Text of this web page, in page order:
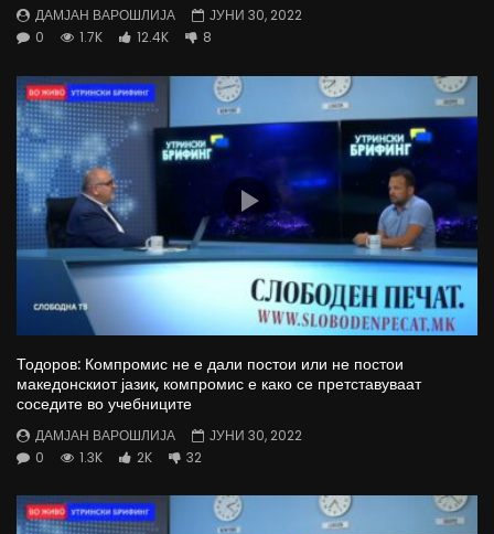
ДАМЈАН ВАРОШЛИЈА
ЈУНИ 30, 2022
0
1.7K 12.4K 8
Тодоров: Компромис не е дали постои или не постои
македонскиот јазик, компромис е како се претставуваат
соседите во учебниците
ДАМЈАН ВАРОШЛИЈА
ЈУНИ 30, 2022
0
1.3K 2K 32